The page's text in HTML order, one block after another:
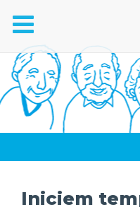
Toggle
navigation
Iniciem